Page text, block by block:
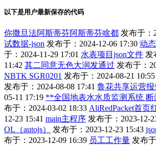
以下是用户最新保存的代码
你撒旦法阿斯蒂芬阿斯蒂芬啥都 发布于：
试数据-json 发布于：2024-12-06 17:30 动
于：2024-11-29 17:01 水表项目json文件 发
11:42 其二同意无色大润发通过 发布于：
NBTK SGR0201 发布于：2024-08-21 10:55
发布于：2024-08-08 17:41 鲁花共享运营报
05-11 17:19 **全国地表水水质监测系统
布于：2024-03-02 18:33 AliRedPacket首页
12-23 15:41 main主程序 发布于：2023-12-
OL（autojs）
发布于：2023-12-23 15:43
布于：2023-12-09 16:39 员工工作量 发布